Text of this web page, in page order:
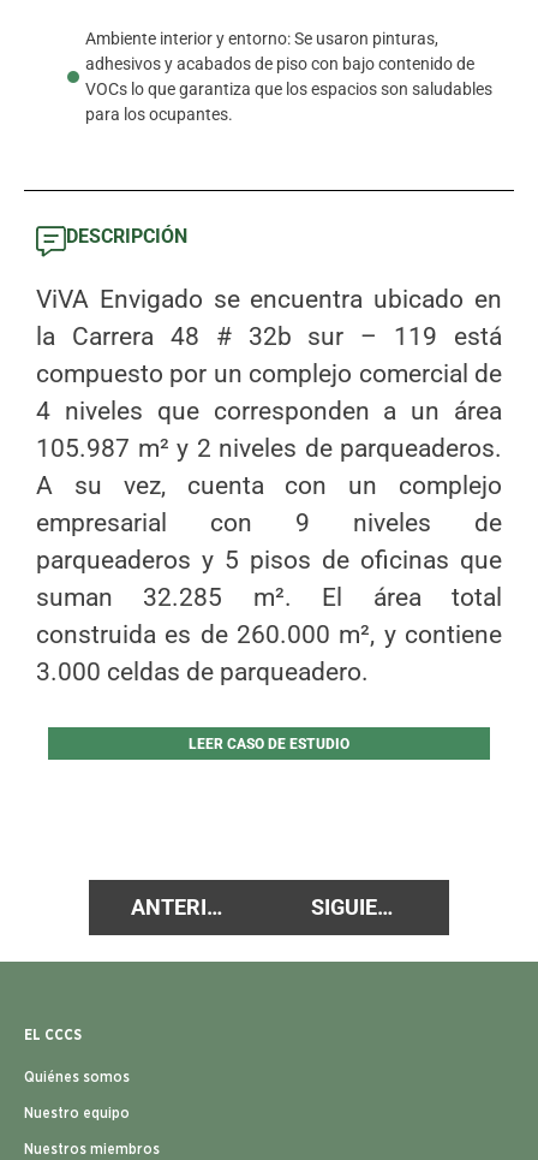
Ambiente interior y entorno: Se usaron pinturas,
adhesivos y acabados de piso con bajo contenido de
VOCs lo que garantiza que los espacios son saludables
para los ocupantes.
DESCRIPCIÓN
ViVA Envigado se encuentra ubicado en
la Carrera 48 # 32b sur – 119 está
compuesto por un complejo comercial de
4 niveles que corresponden a un área
105.987 m² y 2 niveles de parqueaderos.
A su vez, cuenta con un complejo
empresarial con 9 niveles de
parqueaderos y 5 pisos de oficinas que
suman 32.285 m². El área total
construida es de 260.000 m², y contiene
3.000 celdas de parqueadero.
LEER CASO DE ESTUDIO
ANTERIOR SIGUIENTE
EL CCCS
Quiénes somos
Nuestro equipo
Nuestros miembros